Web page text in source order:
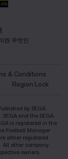
란 무엇인
& Conditions
Region Lock
by SEGA
and the SEGA
is registered in the
Football Manager
either registered
All other company
owners.